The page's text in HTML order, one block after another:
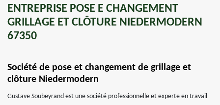
ENTREPRISE POSE E CHANGEMENT
GRILLAGE ET CLÔTURE NIEDERMODERN
67350
Société de pose et changement de grillage et
clôture Niedermodern
Gustave Soubeyrand est une société professionnelle et experte en travail